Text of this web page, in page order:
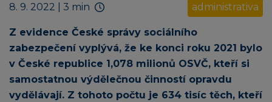
8. 9. 2022 | 3 min administrativa
Z evidence České správy sociálního
zabezpečení vyplývá, že ke konci roku 2021 bylo
v České republice 1,078 milionů OSVČ, kteří si
samostatnou výdělečnou činností opravdu
vydělávají. Z tohoto počtu je 634 tisíc těch, kteří